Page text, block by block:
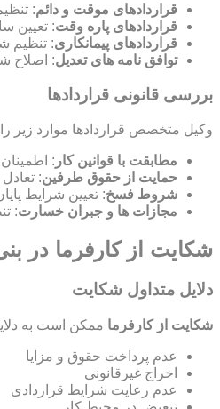
قراردادهای موقت و دائم:
قراردادهای پاره وقت: تعیین
قراردادهای پیمانکاری: تنظیم
توافق نامه های تعدیل: اصلاح
بررسی قانونی قراردادها
وکیل متخصص قراردادها موارد زیر
مطابقت با قوانین کار :
حمایت از حقوق طرفین:
شروط فسخ: تعیین شرایط
مجازات ها و جبران خسارت:
شکایت از کارفرما در
دلایل متداول شکایت
شکایت از کارفرما ممکن است به
عدم پرداخت حقوق و مزایا
اخراج غیرقانونی
عدم رعایت شرایط قراردادی